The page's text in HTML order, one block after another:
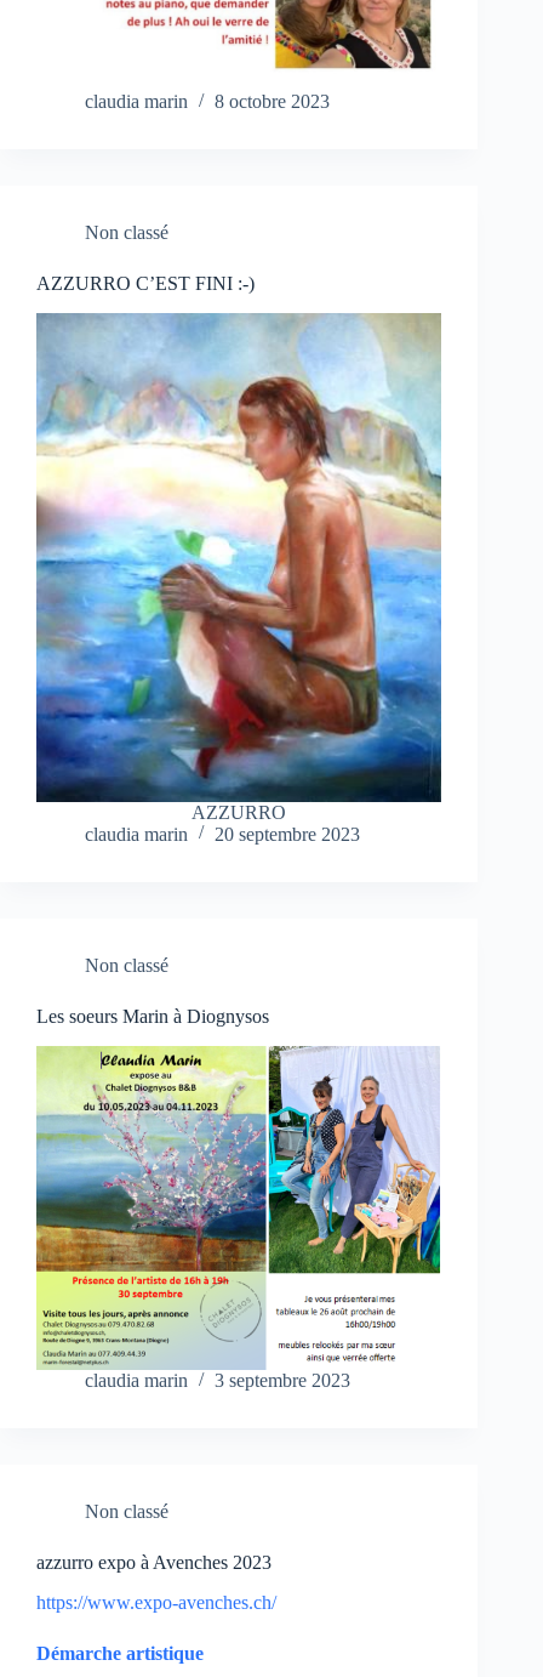
claudia marin 8 octobre 2023
Non classé
AZZURRO C’EST FINI :-)
AZZURRO
claudia marin
20 septembre 2023
Non classé
Les soeurs Marin à Diognysos
claudia marin 3 septembre 2023
Non classé
azzurro expo à Avenches 2023
https://www.expo-avenches.ch/
Démarche artistique